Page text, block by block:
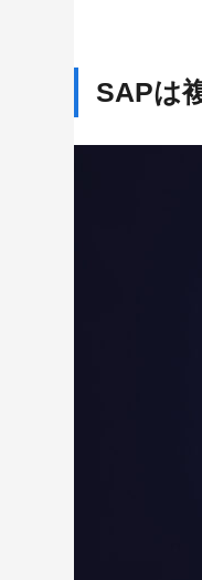
SAPは